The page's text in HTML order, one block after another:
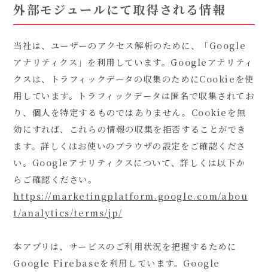
外部モジュールにて取得される情報
当社は、ユーザーのアクセス解析のために、「Google
アナリティクス」を利用しています。Googleアナリティ
クスは、トラフィックデータの収集のためにCookieを使
用しています。トラフィックデータは匿名で収集されてお
り、個人を特定するものではありません。Cookieを無
効にすれば、これらの情報の収集を拒否することができ
ます。詳しくはお使いのブラウザの設定をご確認くださ
い。Googleアナリティクスについて、詳しくは以下か
らご確認ください。
https://marketingplatform.google.com/abou
t/analytics/terms/jp/
本アプリは、サービスのご利用状況を把握するために
Google Firebaseを利用しています。Google